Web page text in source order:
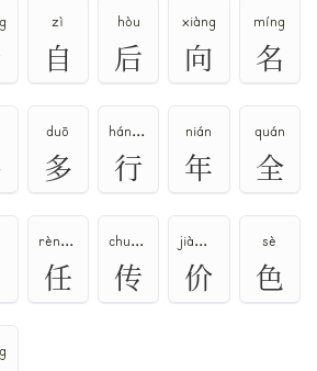
zì
自
hòu
后
xiàng
向
míng
名
duō
多
háng、xíng
行
nián
年
quán
全
rèn、rén
任
chuán、zhuàn
传
jià、jiè、jie
价
sè
色